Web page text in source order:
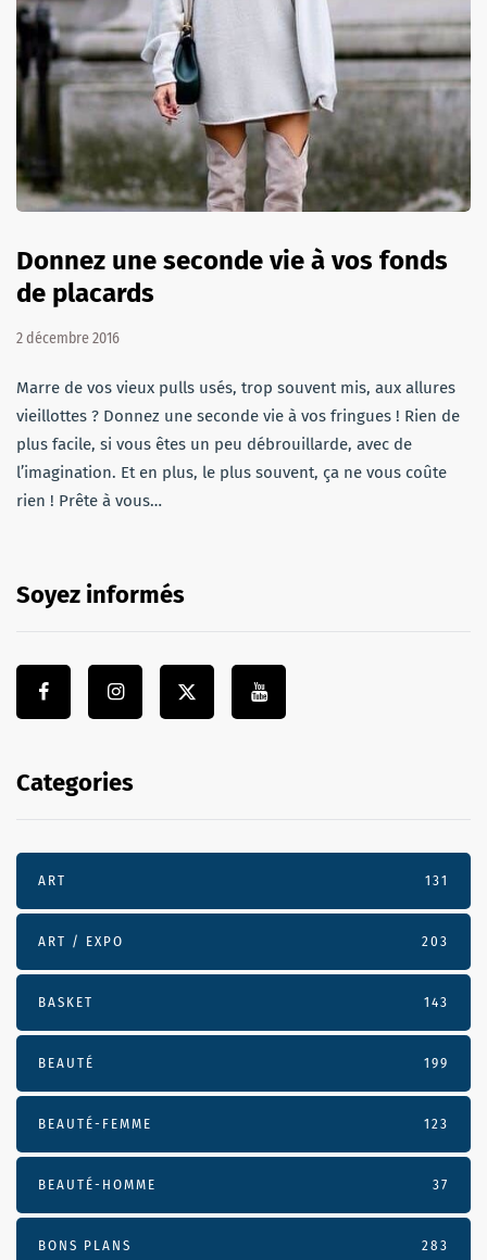
Donnez une seconde vie à vos fonds
de placards
2 décembre 2016
Marre de vos vieux pulls usés, trop souvent mis, aux allures
vieillottes ? Donnez une seconde vie à vos fringues ! Rien de
plus facile, si vous êtes un peu débrouillarde, avec de
l’imagination. Et en plus, le plus souvent, ça ne vous coûte
rien ! Prête à vous…
Soyez informés
Categories
ART 131
ART / EXPO 203
BASKET 143
BEAUTÉ 199
BEAUTÉ-FEMME 123
BEAUTÉ-HOMME 37
BONS PLANS 283